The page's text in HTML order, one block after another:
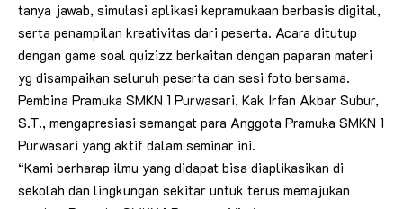
tanya jawab, simulasi aplikasi kepramukaan berbasis digital,
serta penampilan kreativitas dari peserta. Acara ditutup
dengan game soal quizizz berkaitan dengan paparan materi
yg disampaikan seluruh peserta dan sesi foto bersama.
Pembina Pramuka SMKN 1 Purwasari, Kak Irfan Akbar Subur,
S.T., mengapresiasi semangat para Anggota Pramuka SMKN 1
Purwasari yang aktif dalam seminar ini.
“Kami berharap ilmu yang didapat bisa diaplikasikan di
sekolah dan lingkungan sekitar untuk terus memajukan